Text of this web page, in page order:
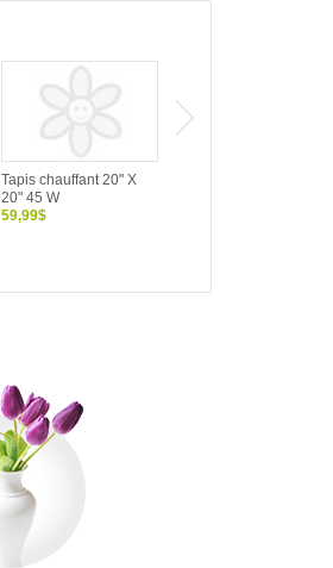
Tapis chauffant 20" X
20" 45 W
59,99$